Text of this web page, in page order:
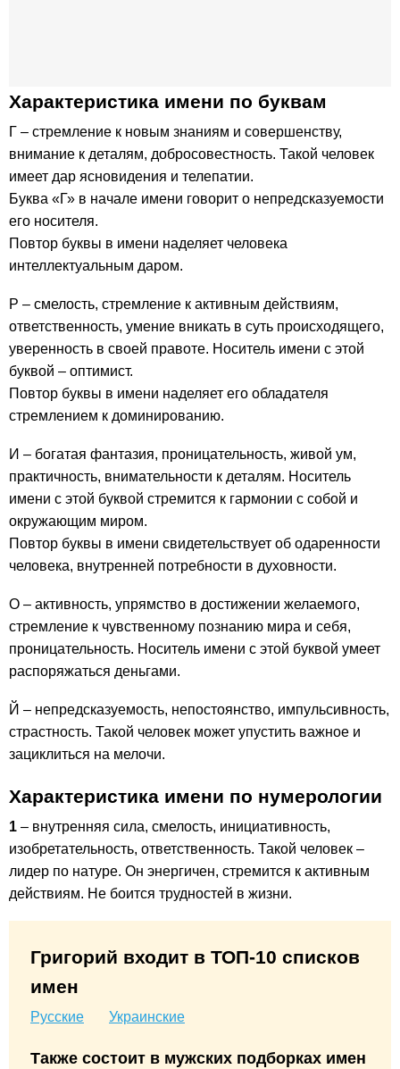
Характеристика имени по буквам
Г – стремление к новым знаниям и совершенству,
внимание к деталям, добросовестность. Такой человек
имеет дар ясновидения и телепатии.
Буква «Г» в начале имени говорит о непредсказуемости
его носителя.
Повтор буквы в имени наделяет человека
интеллектуальным даром.
Р – смелость, стремление к активным действиям,
ответственность, умение вникать в суть происходящего,
уверенность в своей правоте. Носитель имени с этой
буквой – оптимист.
Повтор буквы в имени наделяет его обладателя
стремлением к доминированию.
И – богатая фантазия, проницательность, живой ум,
практичность, внимательности к деталям. Носитель
имени с этой буквой стремится к гармонии с собой и
окружающим миром.
Повтор буквы в имени свидетельствует об одаренности
человека, внутренней потребности в духовности.
О – активность, упрямство в достижении желаемого,
стремление к чувственному познанию мира и себя,
проницательность. Носитель имени с этой буквой умеет
распоряжаться деньгами.
Й – непредсказуемость, непостоянство, импульсивность,
страстность. Такой человек может упустить важное и
зациклиться на мелочи.
Характеристика имени по нумерологии
1 – внутренняя сила, смелость, инициативность,
изобретательность, ответственность. Такой человек –
лидер по натуре. Он энергичен, стремится к активным
действиям. Не боится трудностей в жизни.
Григорий входит в ТОП-10 списков
имен
Русские Украинские
Также состоит в мужских подборках имен